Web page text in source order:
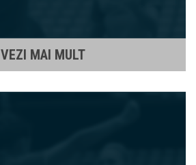
VEZI MAI MULT